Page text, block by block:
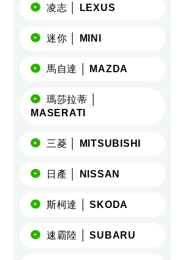
凌志 │ LEXUS
迷你 │ MINI
馬自達 │ MAZDA
瑪莎拉蒂 │
MASERATI
三菱 │ MITSUBISHI
日產 │ NISSAN
斯柯達 │ SKODA
速霸陸 │ SUBARU